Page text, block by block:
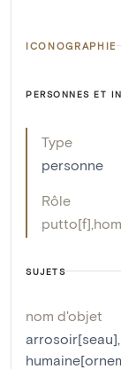
ICONOGRAPHIE
PERSONNES ET
Type
personne
Rôle
putto[f]
SUJETS
nom d'objet
arrosoir[seau],